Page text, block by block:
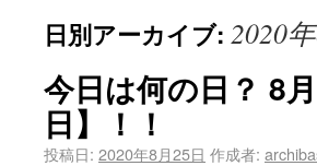
日別アーカイブ: 2020
今日は何の日？ 8
日】！！
投稿日: 2020年8月25日 作成者: